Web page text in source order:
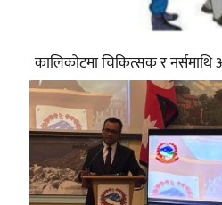
कालिकोटमा चिकित्सक र नर्समाथि